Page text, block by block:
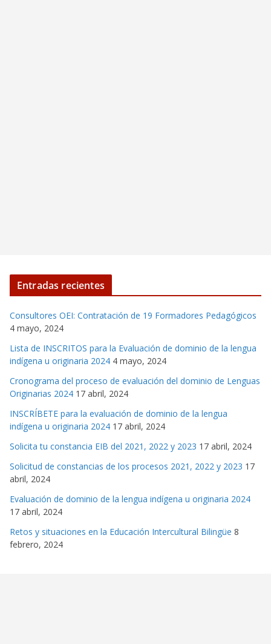
Entradas recientes
Consultores OEI: Contratación de 19 Formadores Pedagógicos
4 mayo, 2024
Lista de INSCRITOS para la Evaluación de dominio de la lengua
indígena u originaria 2024 4 mayo, 2024
Cronograma del proceso de evaluación del dominio de Lenguas
Originarias 2024 17 abril, 2024
INSCRÍBETE para la evaluación de dominio de la lengua
indígena u originaria 2024 17 abril, 2024
Solicita tu constancia EIB del 2021, 2022 y 2023 17 abril, 2024
Solicitud de constancias de los procesos 2021, 2022 y 2023 17
abril, 2024
Evaluación de dominio de la lengua indígena u originaria 2024
17 abril, 2024
Retos y situaciones en la Educación Intercultural Bilingüe 8
febrero, 2024